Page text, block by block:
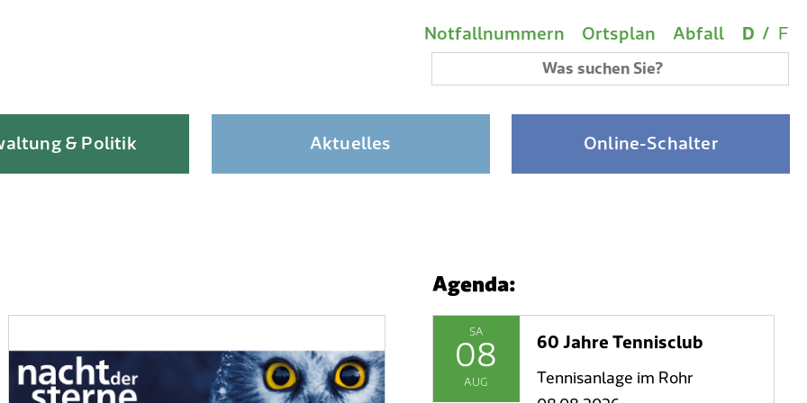
Metanavigation
Wichtige Links
Notfallnummern Ortsplan Abfall D / F
& Politik Aktuelles Online-Schalter
Agenda:
SA
08
AUG
60 Jahre Tennisclub
Tennisanlage im Rohr